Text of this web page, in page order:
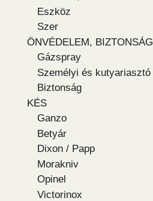
Eszköz
Szer
ÖNVÉDELEM, BIZTONSÁG
Gázspray
Személyi és kutyariasztó
Biztonság
KÉS
Ganzo
Betyár
Dixon / Papp
Morakniv
Opinel
Victorinox